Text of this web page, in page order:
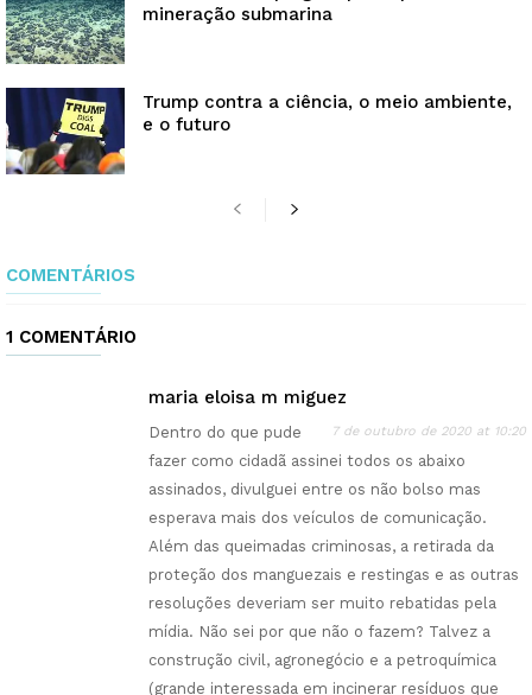
mineração submarina
Trump contra a ciência, o meio ambiente,
e o futuro
COMENTÁRIOS
1 COMENTÁRIO
maria eloisa m miguez
7 de outubro de 2020 at 10:20
Dentro do que pude
fazer como cidadã assinei todos os abaixo
assinados, divulguei entre os não bolso mas
esperava mais dos veículos de comunicação.
Além das queimadas criminosas, a retirada da
proteção dos manguezais e restingas e as outras
resoluções deveriam ser muito rebatidas pela
mídia. Não sei por que não o fazem? Talvez a
construção civil, agronegócio e a petroquímica
(grande interessada em incinerar resíduos que